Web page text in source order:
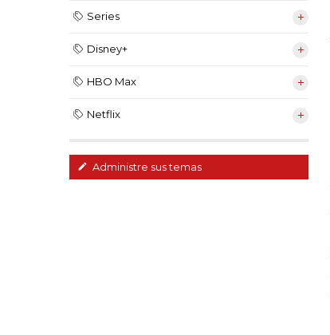
Series
Disney+
HBO Max
Netflix
Administre sus temas